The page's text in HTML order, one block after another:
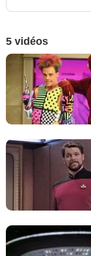
5 vidéos